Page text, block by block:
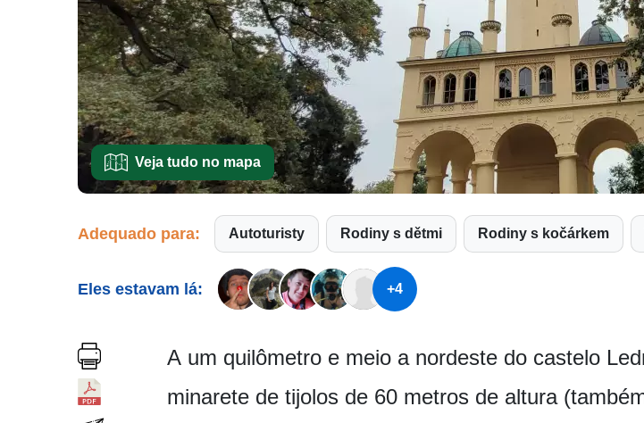
Veja tudo no mapa
Adequado para: Autoturisty Rodiny s dětmi Rodiny s kočárkem
Eles estavam lá: +4
A um quilômetro e meio a nordeste do castelo
minarete de tijolos de 60 metros de altura